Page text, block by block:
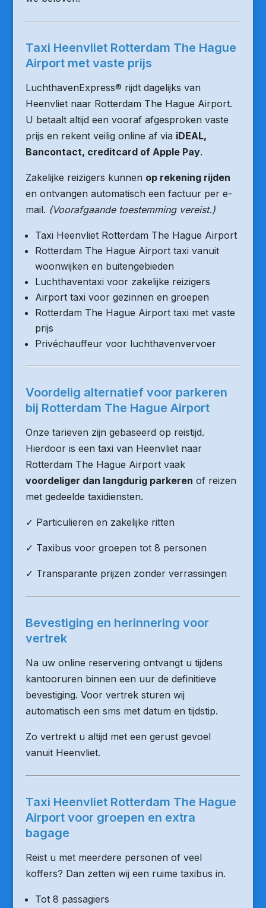
Taxi Heenvliet Rotterdam The Hague
Airport met vaste prijs
LuchthavenExpress® rijdt dagelijks van
Heenvliet naar Rotterdam The Hague Airport.
U betaalt altijd een vooraf afgesproken vaste
prijs en rekent veilig online af via iDEAL,
Bancontact, creditcard of Apple Pay.
Zakelijke reizigers kunnen op rekening rijden
en ontvangen automatisch een factuur per e-
mail. (Voorafgaande toestemming vereist.)
Taxi Heenvliet Rotterdam The Hague Airport
Rotterdam The Hague Airport taxi vanuit
woonwijken en buitengebieden
Luchthaventaxi voor zakelijke reizigers
Airport taxi voor gezinnen en groepen
Rotterdam The Hague Airport taxi met vaste
prijs
Privéchauffeur voor luchthavenvervoer
Voordelig alternatief voor parkeren
bij Rotterdam The Hague Airport
Onze tarieven zijn gebaseerd op reistijd.
Hierdoor is een taxi van Heenvliet naar
Rotterdam The Hague Airport vaak
voordeliger dan langdurig parkeren of reizen
met gedeelde taxidiensten.
✓ Particulieren en zakelijke ritten
✓ Taxibus voor groepen tot 8 personen
✓ Transparante prijzen zonder verrassingen
Bevestiging en herinnering voor
vertrek
Na uw online reservering ontvangt u tijdens
kantooruren binnen een uur de definitieve
bevestiging. Voor vertrek sturen wij
automatisch een sms met datum en tijdstip.
Zo vertrekt u altijd met een gerust gevoel
vanuit Heenvliet.
Taxi Heenvliet Rotterdam The Hague
Airport voor groepen en extra
bagage
Reist u met meerdere personen of veel
koffers? Dan zetten wij een ruime taxibus in.
Tot 8 passagiers